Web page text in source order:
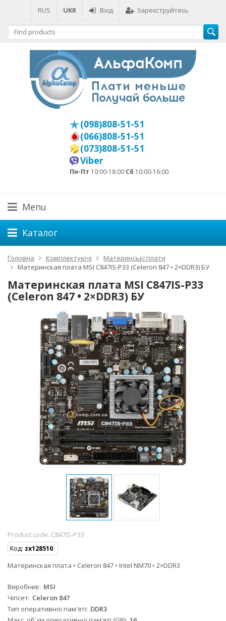
RUS UKR Вхід Зареєструйтесь
(098)808-51-51
(066)808-51-51
(073)808-51-51
Viber
Пн-Пт 10:00-18:00 Сб 10:00-16:00
Menu
Каталог
Головна Комплектуючі
Материнські плати
Материнская плата MSI C847IS-P33 (Celeron 847 • 2×DDR3) БУ
Материнская плата MSI C847IS-P33
(Celeron 847 • 2×DDR3) БУ
Product code: C847IS-P33
Код: zx128510
Материнская плата • Celeron 847 • Intel NM70 • 2×DDR3
Виробник MSI
Чіпсет Celeron 847
Тип оперативної пам'яті DDR3